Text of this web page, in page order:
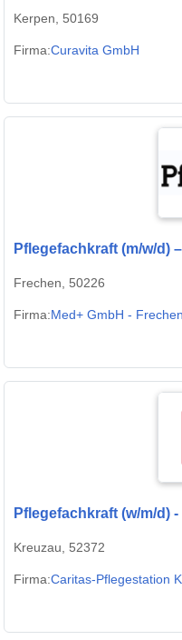
Kerpen, 50169
Firma:Curavita GmbH
Pflegefachkraft (m/w/d)
Frechen, 50226
Firma:Med+ GmbH - Frechen
Pflegefachkraft (w/m/d)
Kreuzau, 52372
Firma:Caritas-Pflegestation